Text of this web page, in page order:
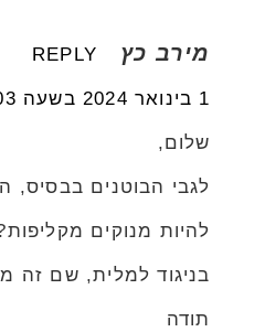
מירב כץ REPLY
1 בינואר 2024 בשעה 23:03
שלום,
לגבי הבוטנים בבסיס,
להיות מנוקים
בניגוד למלית, שם זה
תודה